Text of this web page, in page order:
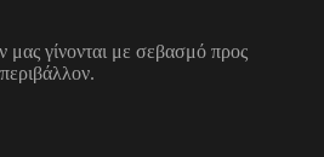
μας γίνονται με σεβασμό προς